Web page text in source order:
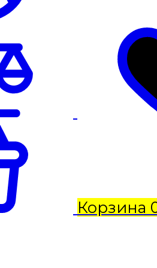
Корзина